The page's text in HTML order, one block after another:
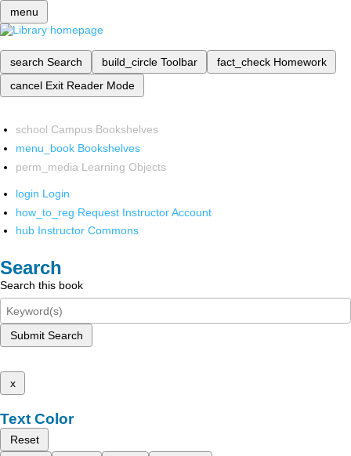
menu
search Search build_circle Toolbar fact_check Homework
cancel Exit Reader Mode
school Campus Bookshelves
menu_book Bookshelves
perm_media Learning Objects
login Login
how_to_reg Request Instructor Account
hub Instructor Commons
Search
Search this book
Submit Search
x
Text Color
Reset